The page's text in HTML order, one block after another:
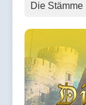
Die Stämme